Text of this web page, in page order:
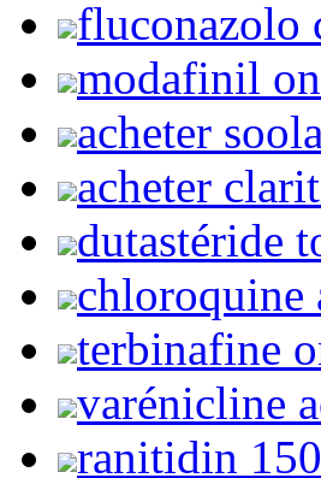
fluconazolo
modafinil
acheter
acheter
dutastéride
chloroquine
terbinafine
varénicline
ranitidin